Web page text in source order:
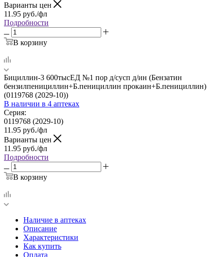
Варианты цен
11.95 руб./фл
Подробности
В корзину
Бициллин-3 600тысЕД №1 пор д/сусп д/ин (Бензатин
бензилпенициллин+Б.пенициллин прокаин+Б.пенициллин)
(0119768 (2029-10))
В наличии в 4 аптеках
Серия:
0119768 (2029-10)
11.95 руб./фл
Варианты цен
11.95 руб./фл
Подробности
В корзину
Наличие в аптеках
Описание
Характеристики
Как купить
Оплата